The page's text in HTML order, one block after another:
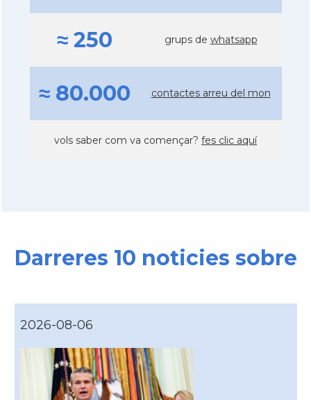
≈ 250 grups de whatsapp
≈ 80.000 contactes arreu del mon
vols saber com va començar? fes clic aquí
Darreres 10 noticies sobre
2026-08-06